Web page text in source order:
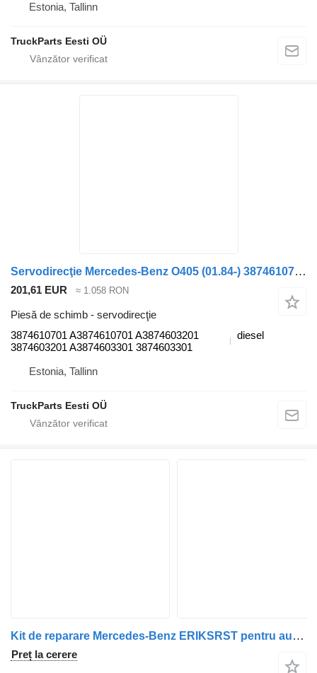
Estonia, Tallinn
TruckParts Eesti OÜ
Servodirecţie Mercedes-Benz O405 (01.84-) 3874610701 pentru autobuz Mercedes-Benz Bus I (1963-1998)
201,61 EUR ≈ 1.058 RON
Piesă de schimb - servodirecţie
3874610701 A3874610701 A3874603201
3874603201 A3874603301 3874603301
diesel
Estonia, Tallinn
TruckParts Eesti OÜ
Kit de reparare Mercedes-Benz ERIKSRST pentru autobuz Mercedes-Benz O405
Preț la cerere